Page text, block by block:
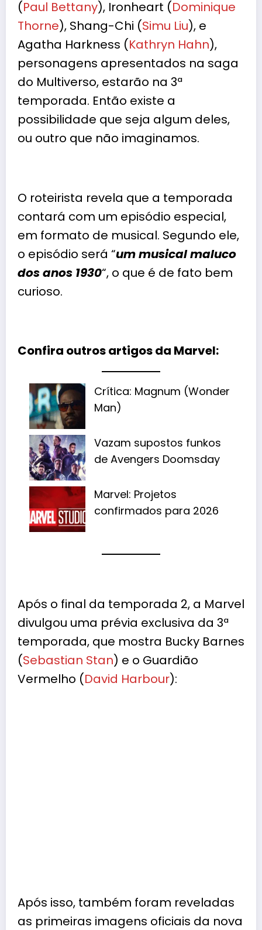
(Paul Bettany), Ironheart (Dominique
Thorne), Shang-Chi (Simu Liu), e
Agatha Harkness (Kathryn Hahn),
personagens apresentados na saga
do Multiverso, estarão na 3ª
temporada. Então existe a
possibilidade que seja algum deles,
ou outro que não imaginamos.
O roteirista revela que a temporada
contará com um episódio especial,
em formato de musical. Segundo ele,
o episódio será “um musical maluco
dos anos 1930“, o que é de fato bem
curioso.
Confira outros artigos da Marvel:
Crítica: Magnum (Wonder
Man)
Vazam supostos funkos
de Avengers Doomsday
Marvel: Projetos
confirmados para 2026
Após o final da temporada 2, a Marvel
divulgou uma prévia exclusiva da 3ª
temporada, que mostra Bucky Barnes
(Sebastian Stan) e o Guardião
Vermelho (David Harbour):
Após isso, também foram reveladas
as primeiras imagens oficiais da nova